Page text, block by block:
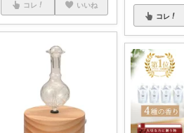
コレ いいね
コレ